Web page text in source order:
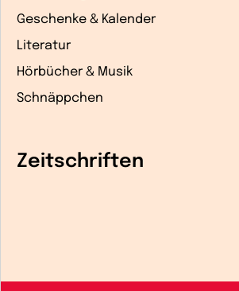
Geschenke & Kalender
Literatur
Hörbücher & Musik
Schnäppchen
Zeitschriften